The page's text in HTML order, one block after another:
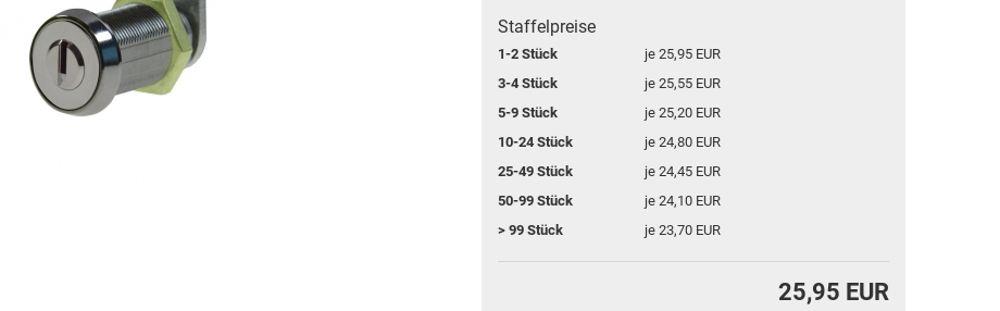
Staffelpreise
1-2 Stück
je 25,95 EUR
3-4 Stück
je 25,55 EUR
5-9 Stück
je 25,20 EUR
10-24 Stück
je 24,80 EUR
25-49 Stück
je 24,45 EUR
50-99 Stück
je 24,10 EUR
> 99 Stück
je 23,70 EUR
25,95 EUR